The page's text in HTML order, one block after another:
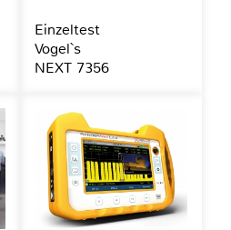
Einzeltest
Vogel`s
NEXT 7356